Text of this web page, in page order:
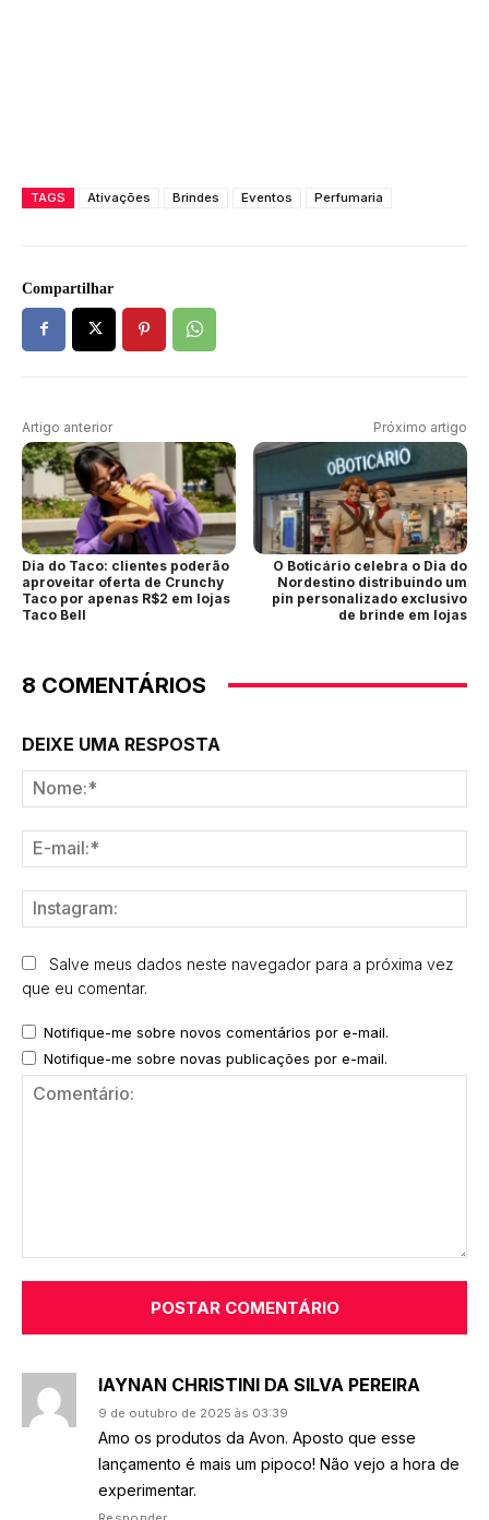
TAGS Ativações Brindes Eventos Perfumaria
Compartilhar
Artigo anterior
Dia do Taco: clientes poderão
aproveitar oferta de Crunchy
Taco por apenas R$2 em lojas
Taco Bell
Próximo artigo
O Boticário celebra o Dia do
Nordestino distribuindo um
pin personalizado exclusivo
de brinde em lojas
8 COMENTÁRIOS
IAYNAN CHRISTINI DA SILVA PEREIRA
9 de outubro de 2025 às 03:39
Amo os produtos da Avon. Aposto que esse
lançamento é mais um pipoco! Não vejo a hora de
experimentar.
DEIXE UMA RESPOSTA
Salve meus dados neste navegador para a próxima vez
que eu comentar.
Notifique-me sobre novos comentários por e-mail.
Notifique-me sobre novas publicações por e-mail.